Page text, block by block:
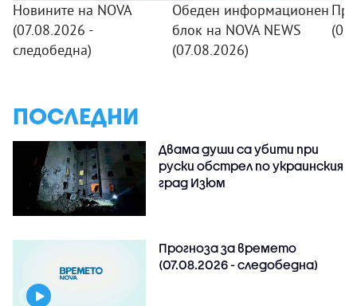
Новините на NOVA
(07.08.2026 -
следобедна)
Обеден информационен
блок на NOVA NEWS
(07.08.2026)
ПОСЛЕДНИ
Двама души са убити при
руски обстрeл по украинския
град Изюм
Прогноза за времето
(07.08.2026 - следобедна)